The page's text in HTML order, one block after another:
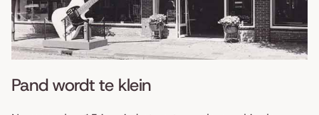
Pand wordt te klein